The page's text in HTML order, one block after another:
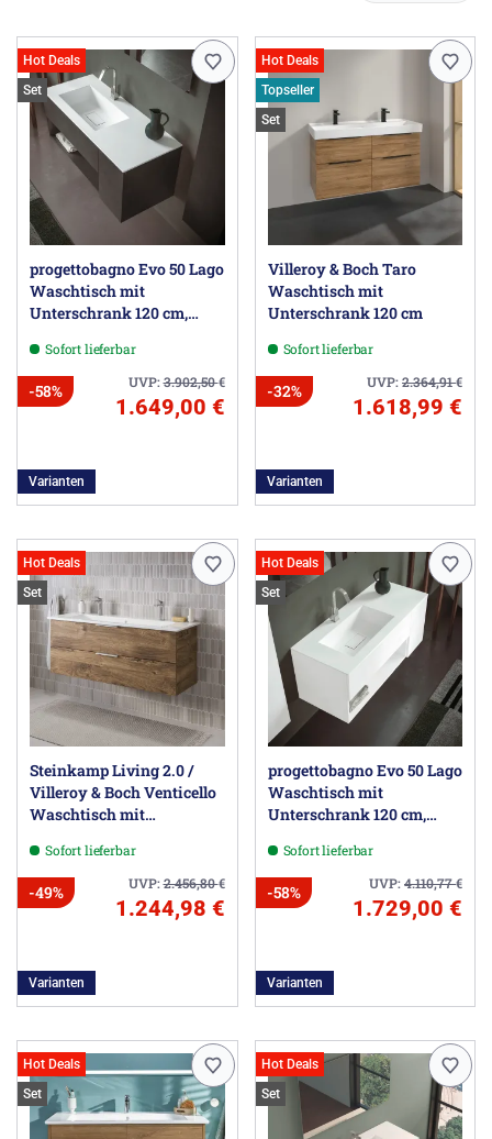
Hot Deals
Set
progettobagno Evo 50 Lago
Waschtisch mit
Unterschrank 120 cm,
Sofort lieferbar
UVP:3.902,50€
-58%
1.649,00 €
Varianten
Hot Deals
Topseller
Set
Villeroy & Boch Taro
Waschtisch mit
Unterschrank 120 cm
Sofort lieferbar
UVP:2.364,91€
-32%
1.618,99 €
Varianten
Hot Deals
Set
Steinkamp Living 2.0 /
Villeroy & Boch Venticello
Waschtisch mit
Sofort lieferbar
UVP:2.456,80€
-49%
1.244,98 €
Varianten
Hot Deals
Set
progettobagno Evo 50 Lago
Waschtisch mit
Unterschrank 120 cm,
Sofort lieferbar
UVP:4.110,77€
-58%
1.729,00 €
Varianten
Hot Deals
Set
Hot Deals
Set